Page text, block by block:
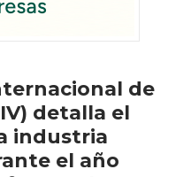
de
detalla el
industria
el año